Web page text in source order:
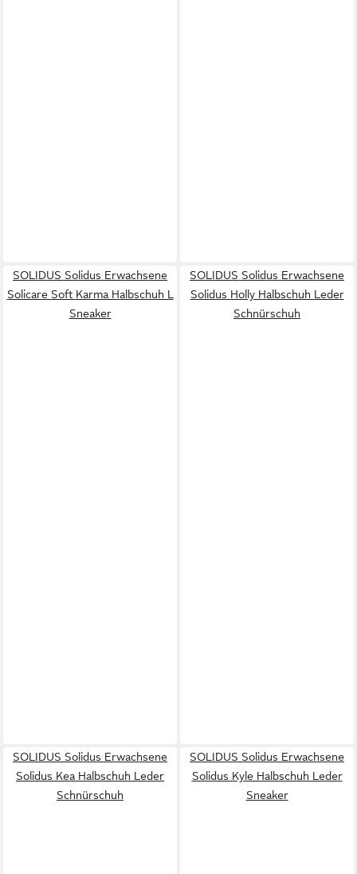
SOLIDUS Solidus Erwachsene
Solicare Soft Karma Halbschuh L
Sneaker
SOLIDUS Solidus Erwachsene
Solidus Holly Halbschuh Leder
Schnürschuh
SOLIDUS Solidus Erwachsene
Solidus Kea Halbschuh Leder
Schnürschuh
SOLIDUS Solidus Erwachsene
Solidus Kyle Halbschuh Leder
Sneaker